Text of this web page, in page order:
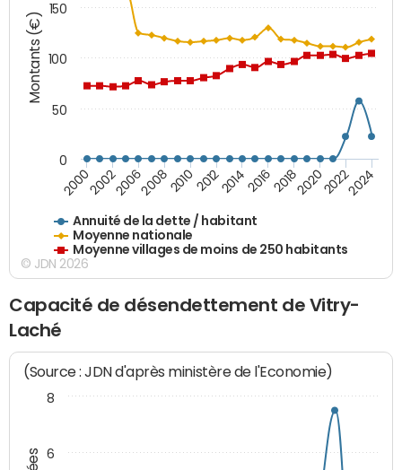
Montants (€)
Annuité de la dette / habitant
Moyenne nationale
Moyenne villages de moins de 250 habitants
200020022006200820102012201420162018202020222024
0
50
100
150
© JDN 2026
Capacité de désendettement de Vitry-
Laché
(Source : JDN d'après ministère de l'Economie)
6
8